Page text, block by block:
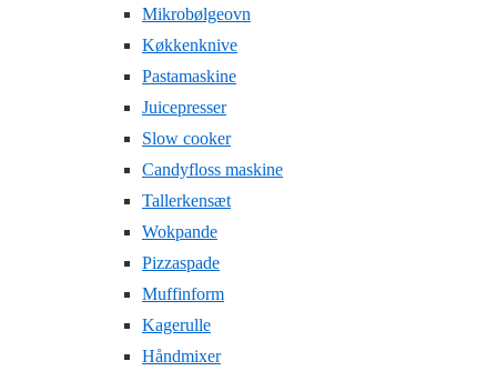
Mikrobølgeovn
Køkkenknive
Pastamaskine
Juicepresser
Slow cooker
Candyfloss maskine
Tallerkensæt
Wokpande
Pizzaspade
Muffinform
Kagerulle
Håndmixer